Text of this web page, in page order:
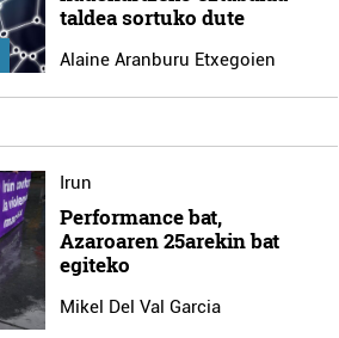
taldea sortuko dute
Alaine Aranburu Etxegoien
Irun
Performance bat,
Azaroaren 25arekin bat
egiteko
Mikel Del Val Garcia